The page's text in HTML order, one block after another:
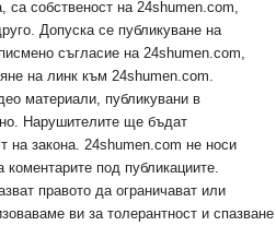
са собственост на 24shumen.com,
Допуска се публикуване на
съгласие на 24shumen.com,
на линк към 24shumen.com.
материали, публикувани в
Нарушителите ще бъдат
на закона. 24shumen.com не носи
под публикациите.
правото да ограничават или
ви за толерантност и спазване